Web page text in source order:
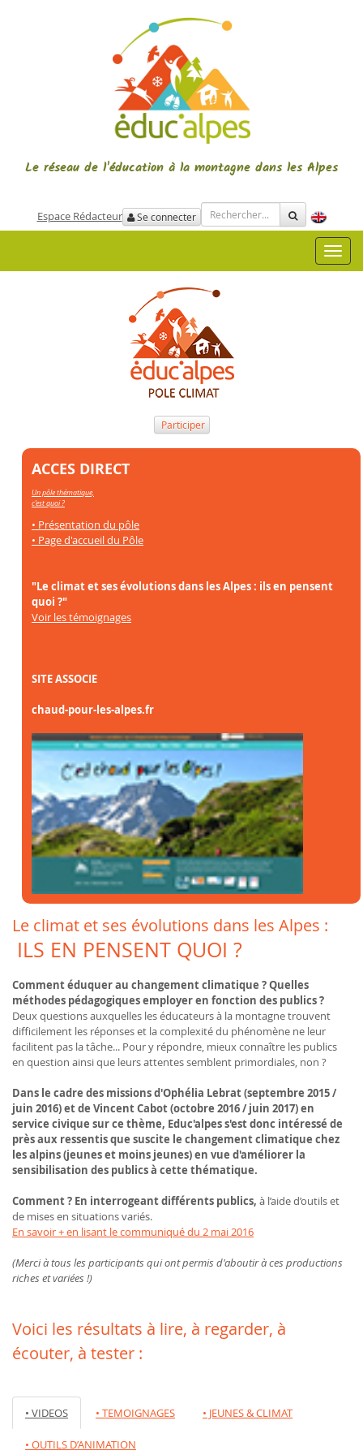
Le réseau de l'éducation à la montagne dans les Alpes
Espace Rédacteur Se connecter
Participer
ACCES DIRECT
Un pôle thématique,
c’est quoi ?
• Présentation du pôle
• Page d'accueil du Pôle
"Le climat et ses évolutions dans les Alpes : ils en pensent
quoi ?"
Voir les témoignages
SITE ASSOCIE
chaud-pour-les-alpes.fr
Le climat et ses évolutions dans les Alpes :
ILS EN PENSENT QUOI ?
Comment éduquer au changement climatique ? Quelles
méthodes pédagogiques employer en fonction des publics ?
Deux questions auxquelles les éducateurs à la montagne trouvent
difficilement les réponses et la complexité du phénomène ne leur
facilitent pas la tâche... Pour y répondre, mieux connaître les publics
en question ainsi que leurs attentes semblent primordiales, non ?
Dans le cadre des missions d'Ophélia Lebrat (septembre 2015 /
juin 2016) et de Vincent Cabot (octobre 2016 / juin 2017) en
service civique sur ce thème, Educ'alpes s'est donc intéressé de
près aux ressentis que suscite le changement climatique chez
les alpins (jeunes et moins jeunes) en vue d'améliorer la
sensibilisation des publics à cette thématique.
Comment ? En interrogeant différents publics, à l’aide d’outils et
de mises en situations variés.
En savoir + en lisant le communiqué du 2 mai 2016
(Merci à tous les participants qui ont permis d'aboutir à ces productions
riches et variées !)
Voici les résultats à lire, à regarder, à
écouter, à tester :
• VIDEOS • TEMOIGNAGES • JEUNES & CLIMAT
• OUTILS D’ANIMATION